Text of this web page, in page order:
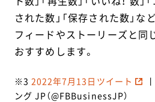
された数」「保存された数」な
フィードやストーリーズと同
おすすめします。
※32022年7月13日ツイート
ング JP（@FBBusinessJP）